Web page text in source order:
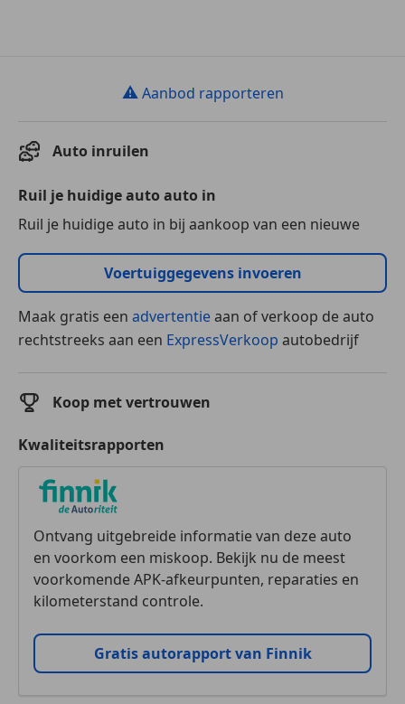
⚠ Aanbod rapporteren
Auto inruilen
Ruil je huidige auto auto in
Ruil je huidige auto in bij aankoop van een nieuwe
Voertuiggegevens invoeren
Maak gratis een advertentieaan of verkoop de auto
rechtstreeks aan een ExpressVerkoop autobedrijf
Koop met vertrouwen
Kwaliteitsrapporten
Ontvang uitgebreide informatie van deze auto
en voorkom een miskoop. Bekijk nu de meest
voorkomende APK-afkeurpunten, reparaties en
kilometerstand controle.
Gratis autorapport van Finnik